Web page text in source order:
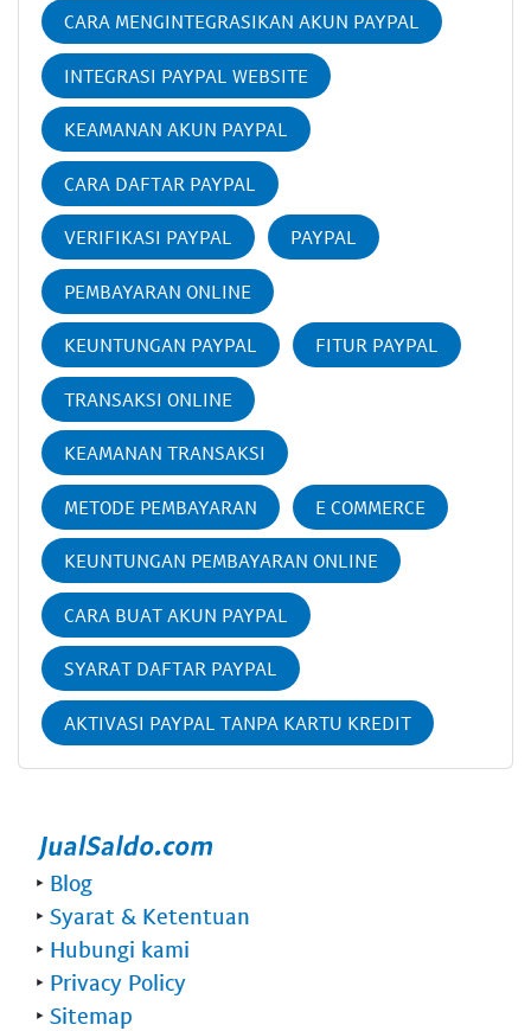
CARA MENGINTEGRASIKAN AKUN PAYPAL
INTEGRASI PAYPAL WEBSITE
KEAMANAN AKUN PAYPAL
CARA DAFTAR PAYPAL
VERIFIKASI PAYPAL PAYPAL
PEMBAYARAN ONLINE
KEUNTUNGAN PAYPAL FITUR PAYPAL
TRANSAKSI ONLINE
KEAMANAN TRANSAKSI
METODE PEMBAYARAN E COMMERCE
KEUNTUNGAN PEMBAYARAN ONLINE
CARA BUAT AKUN PAYPAL
SYARAT DAFTAR PAYPAL
AKTIVASI PAYPAL TANPA KARTU KREDIT
‣ Blog
‣ Syarat & Ketentuan
‣ Hubungi kami
‣ Privacy Policy
‣ Sitemap